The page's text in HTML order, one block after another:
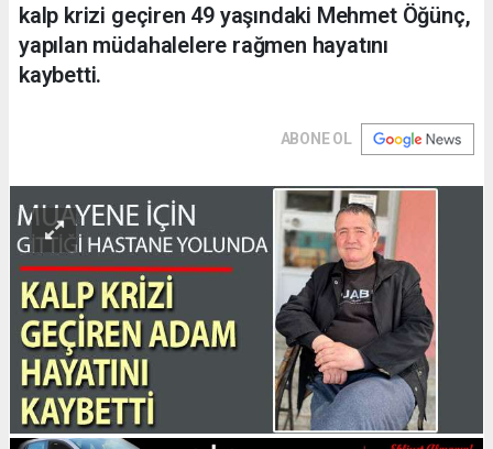
kalp krizi geçiren 49 yaşındaki Mehmet Öğünç,
yapılan müdahalelere rağmen hayatını
kaybetti.
ABONE OL